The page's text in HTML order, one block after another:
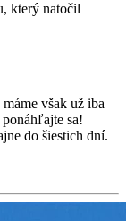
který natočil
však už iba
sa!
do šiestich dní.